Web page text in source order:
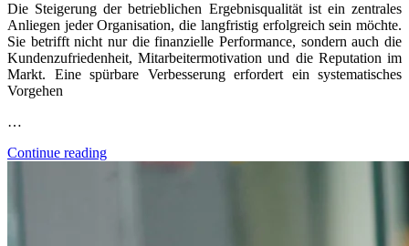
Die Steigerung der betrieblichen Ergebnisqualität ist ein zentrales
Anliegen jeder Organisation, die langfristig erfolgreich sein möchte.
Sie betrifft nicht nur die finanzielle Performance, sondern auch die
Kundenzufriedenheit, Mitarbeitermotivation und die Reputation im
Markt. Eine spürbare Verbesserung erfordert ein systematisches
Vorgehen
…
Continue reading